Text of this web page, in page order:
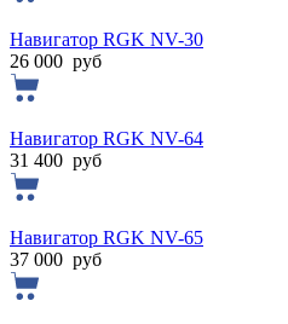
Навигатор RGK NV-30
26 000 руб
Навигатор RGK NV-64
31 400 руб
Навигатор RGK NV-65
37 000 руб